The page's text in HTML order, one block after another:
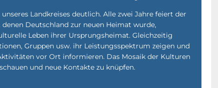
Landkreises deutlich. Alle zwei Jahre feiert der
Deutschland zur neuen Heimat wurde,
Leben ihrer Ursprungsheimat. Gleichzeitig
Gruppen usw. ihr Leistungsspektrum zeigen und
vor Ort informieren. Das Mosaik der Kulturen
und neue Kontakte zu knüpfen.